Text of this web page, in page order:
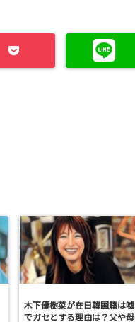
木下優樹菜が在日韓国籍は嘘
でガセとする理由は？父や母